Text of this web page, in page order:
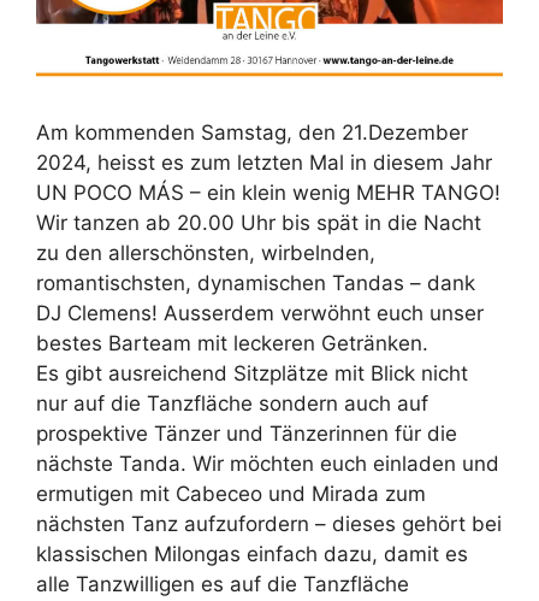
Am kommenden Samstag, den 21.Dezember
2024, heisst es zum letzten Mal in diesem Jahr
UN POCO MÁS – ein klein wenig MEHR TANGO!
Wir tanzen ab 20.00 Uhr bis spät in die Nacht
zu den allerschönsten, wirbelnden,
romantischsten, dynamischen Tandas – dank
DJ Clemens! Ausserdem verwöhnt euch unser
bestes Barteam mit leckeren Getränken.
Es gibt ausreichend Sitzplätze mit Blick nicht
nur auf die Tanzfläche sondern auch auf
prospektive Tänzer und Tänzerinnen für die
nächste Tanda. Wir möchten euch einladen und
ermutigen mit Cabeceo und Mirada zum
nächsten Tanz aufzufordern – dieses gehört bei
klassischen Milongas einfach dazu, damit es
alle Tanzwilligen es auf die Tanzfläche